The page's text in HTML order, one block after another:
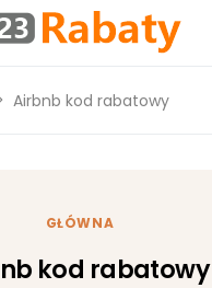
Airbnb kod rabatowy
GŁÓWNA
kod rabatowy